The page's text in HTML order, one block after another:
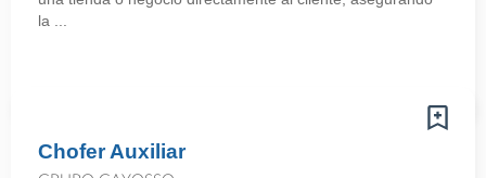
la ...
Chofer Auxiliar